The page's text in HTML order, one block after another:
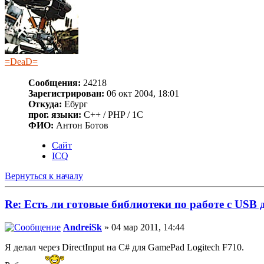
=DeaD=
Сообщения: 24218
Зарегистрирован: 06 окт 2004, 18:01
Откуда: Ебург
прог. языки: C++ / PHP / 1C
ФИО: Антон Ботов
Сайт
ICQ
Вернуться к началу
Re: Есть ли готовые библиотеки по работе с USB
AndreiSk » 04 мар 2011, 14:44
Я делал через DirectInput на C# для GamePad Logitech F710.